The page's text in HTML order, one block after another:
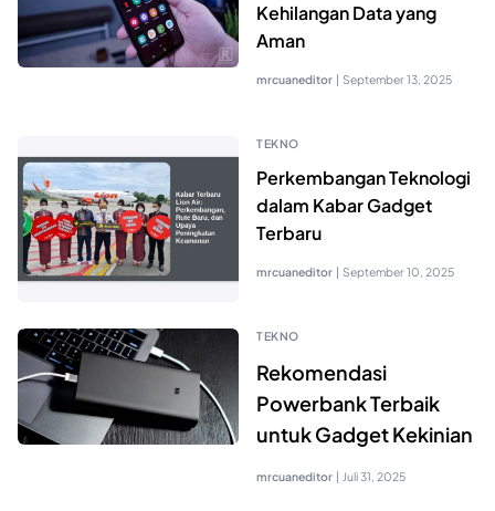
Kehilangan Data yang
Aman
mrcuaneditor | September 13, 2025
TEKNO
Perkembangan Teknologi
dalam Kabar Gadget
Terbaru
mrcuaneditor | September 10, 2025
TEKNO
Rekomendasi
Powerbank Terbaik
untuk Gadget Kekinian
mrcuaneditor | Juli 31, 2025